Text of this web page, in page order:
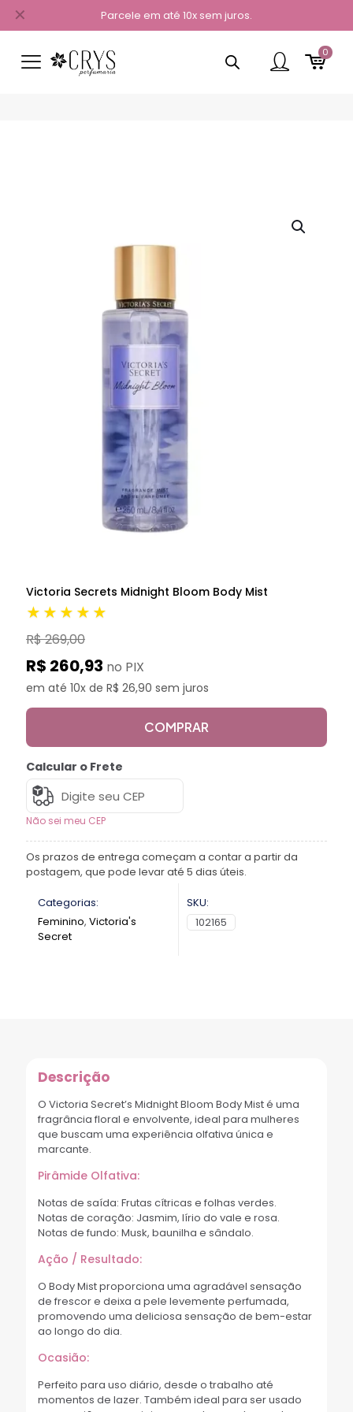
Parcele em até 10x sem juros.
✕
0
Victoria Secrets Midnight Bloom Body Mist
★★★★★
R$ 269,00
R$ 260,93 no PIX
em até 10x de R$ 26,90 sem juros
COMPRAR
Calcular o Frete
Não sei meu CEP
Os prazos de entrega começam a contar a partir da
postagem, que pode levar até 5 dias úteis.
Categorias:
Feminino, Victoria's
Secret
SKU:
102165
Descrição
O Victoria Secret’s Midnight Bloom Body Mist é uma
fragrância floral e envolvente, ideal para mulheres
que buscam uma experiência olfativa única e
marcante.
Pirâmide Olfativa:
Notas de saída: Frutas cítricas e folhas verdes.
Notas de coração: Jasmim, lírio do vale e rosa.
Notas de fundo: Musk, baunilha e sândalo.
Ação / Resultado:
O Body Mist proporciona uma agradável sensação
de frescor e deixa a pele levemente perfumada,
promovendo uma deliciosa sensação de bem-estar
ao longo do dia.
Ocasião:
Perfeito para uso diário, desde o trabalho até
momentos de lazer. Também ideal para ser usado